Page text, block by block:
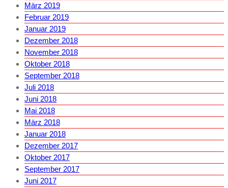
März 2019
Februar 2019
Januar 2019
Dezember 2018
November 2018
Oktober 2018
September 2018
Juli 2018
Juni 2018
Mai 2018
März 2018
Januar 2018
Dezember 2017
Oktober 2017
September 2017
Juni 2017